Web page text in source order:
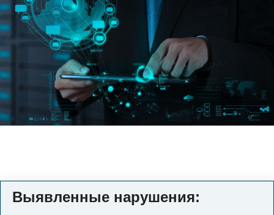
Выявленные нарушения: